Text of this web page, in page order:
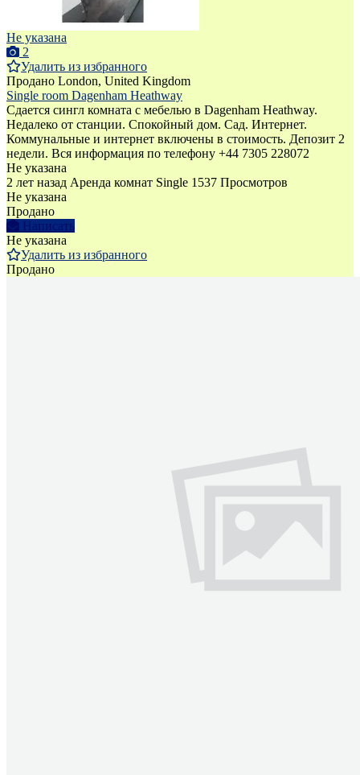
Не указана
2
Удалить из избранного
Продано London, United Kingdom
Single room Dagenham Heathway
Сдается сингл комната с мебелью в Dagenham Heathway.
Недалеко от станции. Спокойный дом. Сад. Интернет.
Коммунальные и интернет включены в стоимость. Депозит 2
недели. Bся информация по телефону +44 7305 228072
Не указана
2 лет назад Аренда комнат Single 1537 Просмотров
Не указана
Продано
Написать
Не указана
Удалить из избранного
Продано